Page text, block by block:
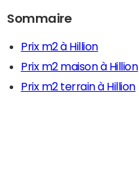
Sommaire
Prix m2 à Hillion
Prix m2 maison à Hillion
Prix m2 terrain à Hillion